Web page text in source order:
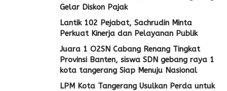
Gelar Diskon Pajak
Lantik 102 Pejabat, Sachrudin Minta
Perkuat Kinerja dan Pelayanan Publik
Juara 1 O2SN Cabang Renang Tingkat
Provinsi Banten, siswa SDN gebang raya 1
kota tangerang Siap Menuju Nasional
LPM Kota Tangerang Usulkan Perda untuk